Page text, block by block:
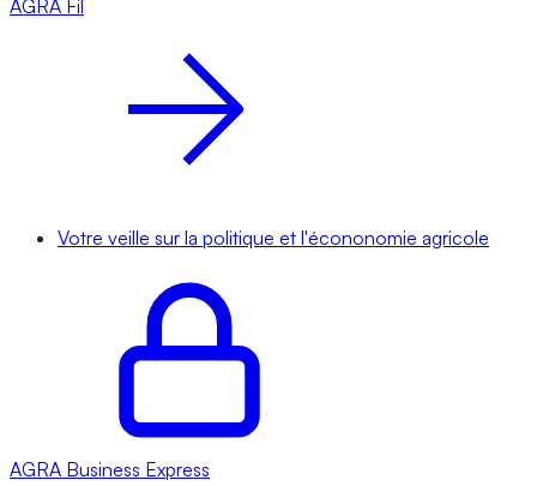
AGRA Fil
Votre veille sur la politique et l'écononomie agricole
AGRA Business Express